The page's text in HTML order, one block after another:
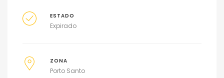
ESTADO
Expirado
ZONA
Porto Santo